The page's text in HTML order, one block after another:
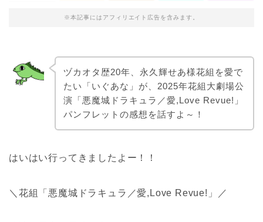
※本記事にはアフィリエイト広告を含みます。
ヅカオタ歴20年、永久輝せあ様花組を愛で
たい「いぐあな」が、2025年花組大劇場公
演「悪魔城ドラキュラ／愛,Love Revue!」
パンフレットの感想を話すよ～！
はいはい行ってきましたよー！！
＼花組「悪魔城ドラキュラ／愛,Love Revue!」／